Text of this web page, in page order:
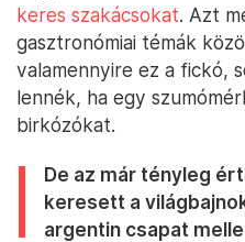
keres szakácsokat. Azt
gasztronómiai témák
valamennyire ez a fickó,
lennék, ha egy
birkózókat.
De az már tényleg
keresett a
argentin csapat